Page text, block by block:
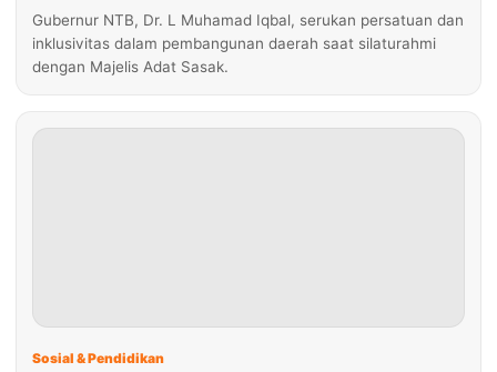
Gubernur NTB, Dr. L Muhamad Iqbal, serukan persatuan dan
inklusivitas dalam pembangunan daerah saat silaturahmi
dengan Majelis Adat Sasak.
Sosial & Pendidikan